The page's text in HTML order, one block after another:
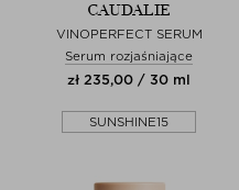
CAUDALIE
VINOPERFECT SERUM
Serum rozjaśniające
zł 235,00 / 30 ml
SUNSHINE15